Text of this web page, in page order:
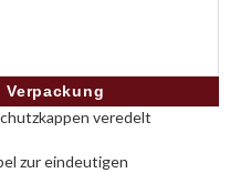
veredelt
zur eindeutigen